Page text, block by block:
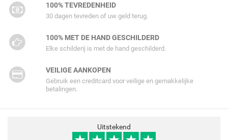
100% TEVREDENHEID
30 dagen tevreden of uw geld terug.
100% MET DE HAND GESCHILDERD
Elke schilderij is met de hand geschilderd.
VEILIGE AANKOPEN
Gebruik een creditcard voor veilige en gemakkelijke
betalingen.
Uitstekend